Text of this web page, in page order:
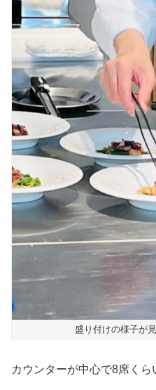
盛り付けの様子が
カウンターが中心で8席くら